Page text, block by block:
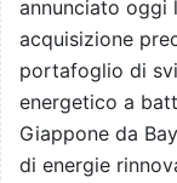
annunciato oggi
acquisizione
portafoglio di
energetico a
Giappone da
di energie